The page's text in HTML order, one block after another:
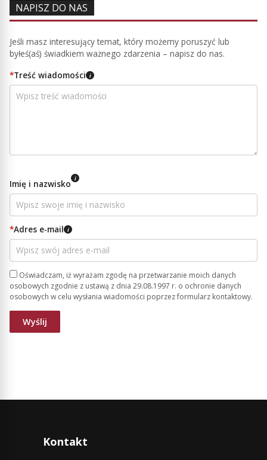
NAPISZ DO NAS
Jeśli masz interesujący temat, który możemy poruszyć lub
byłeś(aś) świadkiem ważnego zdarzenia – napisz do nas.
*Treść wiadomości i
Imię i nazwisko i
*Adres e-mail i
Oświadczam, iż wyrażam zgodę na przetwarzanie moich danych
osobowych zgodnie z ustawą z dnia 29.08.1997 r. o ochronie danych
osobowych w celu wysłania wiadomości poprzez formularz kontaktowy.
Kontakt